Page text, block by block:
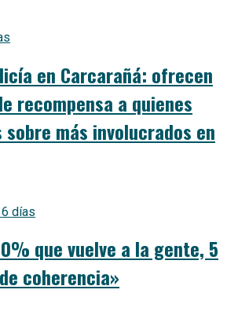
en Carcarañá: ofrecen
recompensa a quienes
más involucrados en
días
que vuelve a la gente, 5
coherencia»